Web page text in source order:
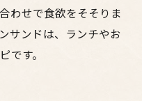
わせで食欲をそそりま
サンドは、ランチやお
です。